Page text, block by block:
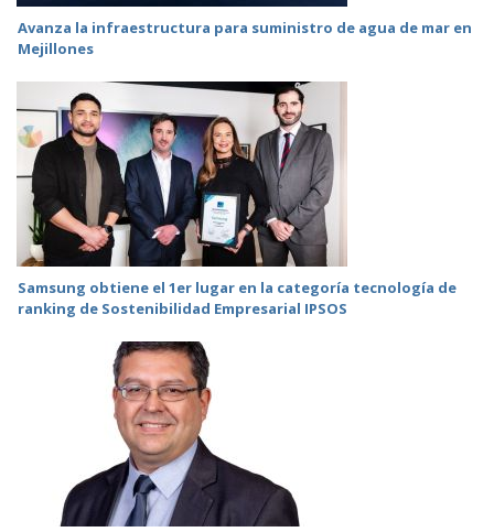
Avanza la infraestructura para suministro de agua de mar en
Mejillones
Samsung obtiene el 1er lugar en la categoría tecnología de
ranking de Sostenibilidad Empresarial IPSOS